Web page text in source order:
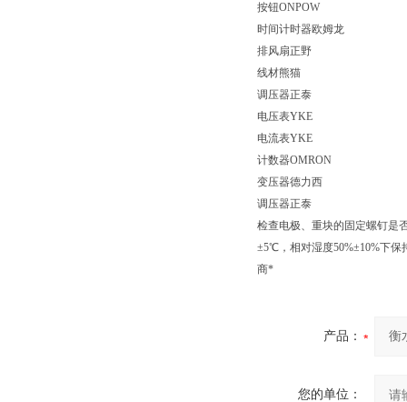
按钮ONPOW
时间计时器欧姆龙
排风扇正野
线材熊猫
调压器正泰
电压表YKE
电流表YKE
计数器OMRON
变压器德力西
调压器正泰
检查电极、重块的固定螺钉是
±5℃，相对湿度50%±10%下保
商*
产品：
您的单位：